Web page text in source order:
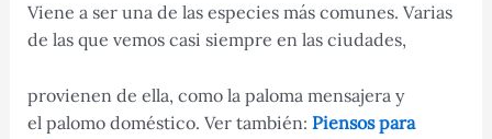
Viene a ser una de las especies más comunes. Varias
de las que vemos casi siempre en las ciudades,
provienen de ella, como la paloma mensajera y
el palomo doméstico. Ver también: Piensos para